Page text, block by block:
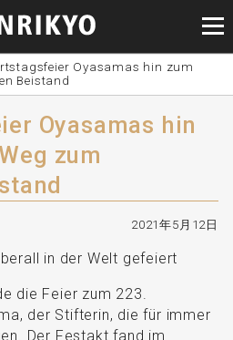
Oyasamas hin zum
Beistand
Oyasamas hin
zum
2021年5月12日
in der Welt gefeiert
die Feier zum 223.
der Stifterin, die für immer
Der Festakt fand im